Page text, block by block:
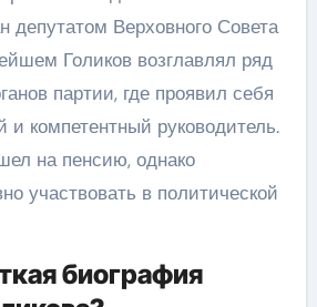
депутатом Верховного Совета
Голиков возглавлял ряд
партии, где проявил себя
и компетентный руководитель.
на пенсию, однако
участвовать в политической
биография